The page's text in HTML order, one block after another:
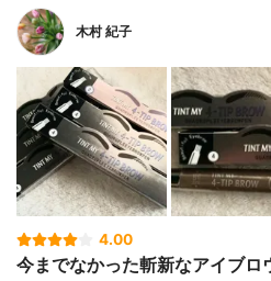
木村 紀子
4.00
今までなかった斬新なアイブロ